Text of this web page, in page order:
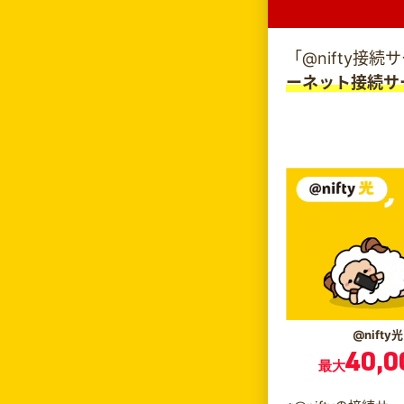
「@nifty接続
ーネット接続
@nifty光
最大